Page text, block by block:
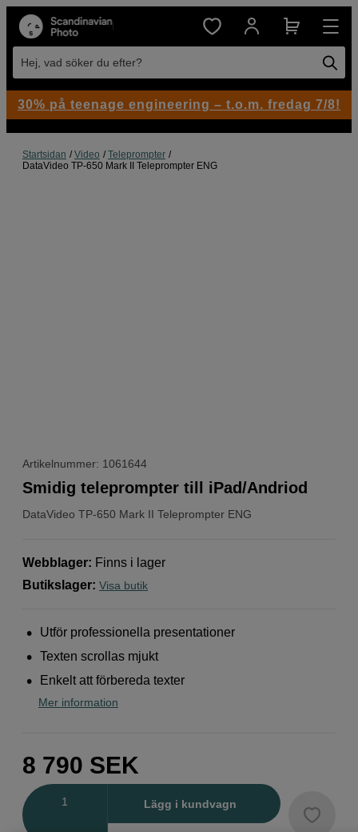
Hej, vad söker du efter?
Startsidan Video
Teleprompter
DataVideo TP-650 Mark II Teleprompter ENG
Artikelnummer: 1061644
DataVideo TP-650 Mark II Teleprompter ENG
Smidig teleprompter till iPad/Andriod
Webblager: Finns i lager
Butikslager: Visa butik
Utför professionella presentationer
Texten scrollas mjukt
Enkelt att förbereda texter
Mer information
8 790 SEK
Lägg i kundvagn
30% på teenage engineering – t.o.m. fredag 7/8!